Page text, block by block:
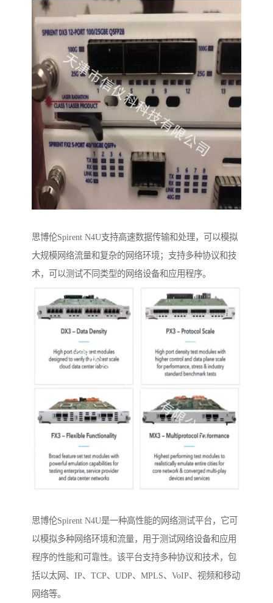
思博伦Spirent N4U支持高速数据传输和处理，可以模拟
大规模网络流量和复杂的网络环境；支持多种协议和技
术，可以测试不同类型的网络设备和应用程序。
思博伦Spirent N4U是一种高性能的网络测试平台，它可
以模拟多种网络环境和流量，用于测试网络设备和应用
程序的性能和可靠性。该平台支持多种协议和技术，包
括以太网、IP、TCP、UDP、MPLS、VoIP、视频和移动
网络等。